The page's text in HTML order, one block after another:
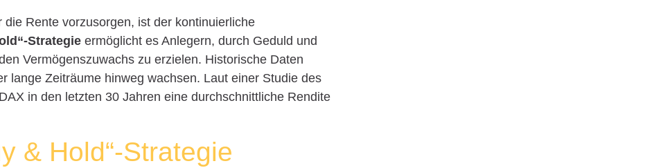
Rente vorzusorgen, ist der kontinuierliche
Strategie ermöglicht es Anlegern, durch Geduld und
Vermögenszuwachs zu erzielen. Historische Daten
lange Zeiträume hinweg wachsen. Laut einer Studie des
in den letzten 30 Jahren eine durchschnittliche Rendite
& Hold“-Strategie